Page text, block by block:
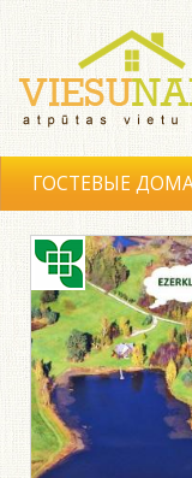
ГОСТЕВЫЕ